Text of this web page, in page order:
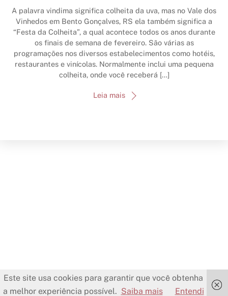
A palavra vindima significa colheita da uva, mas no Vale dos
Vinhedos em Bento Gonçalves, RS ela também significa a
“Festa da Colheita”, a qual acontece todos os anos durante
os finais de semana de fevereiro. São várias as
programações nos diversos estabelecimentos como hotéis,
restaurantes e vinícolas. Normalmente inclui uma pequena
colheita, onde você receberá […]
Leia mais
Este site usa cookies para garantir que você obtenha
a melhor experiência possível. Saiba mais Entendi